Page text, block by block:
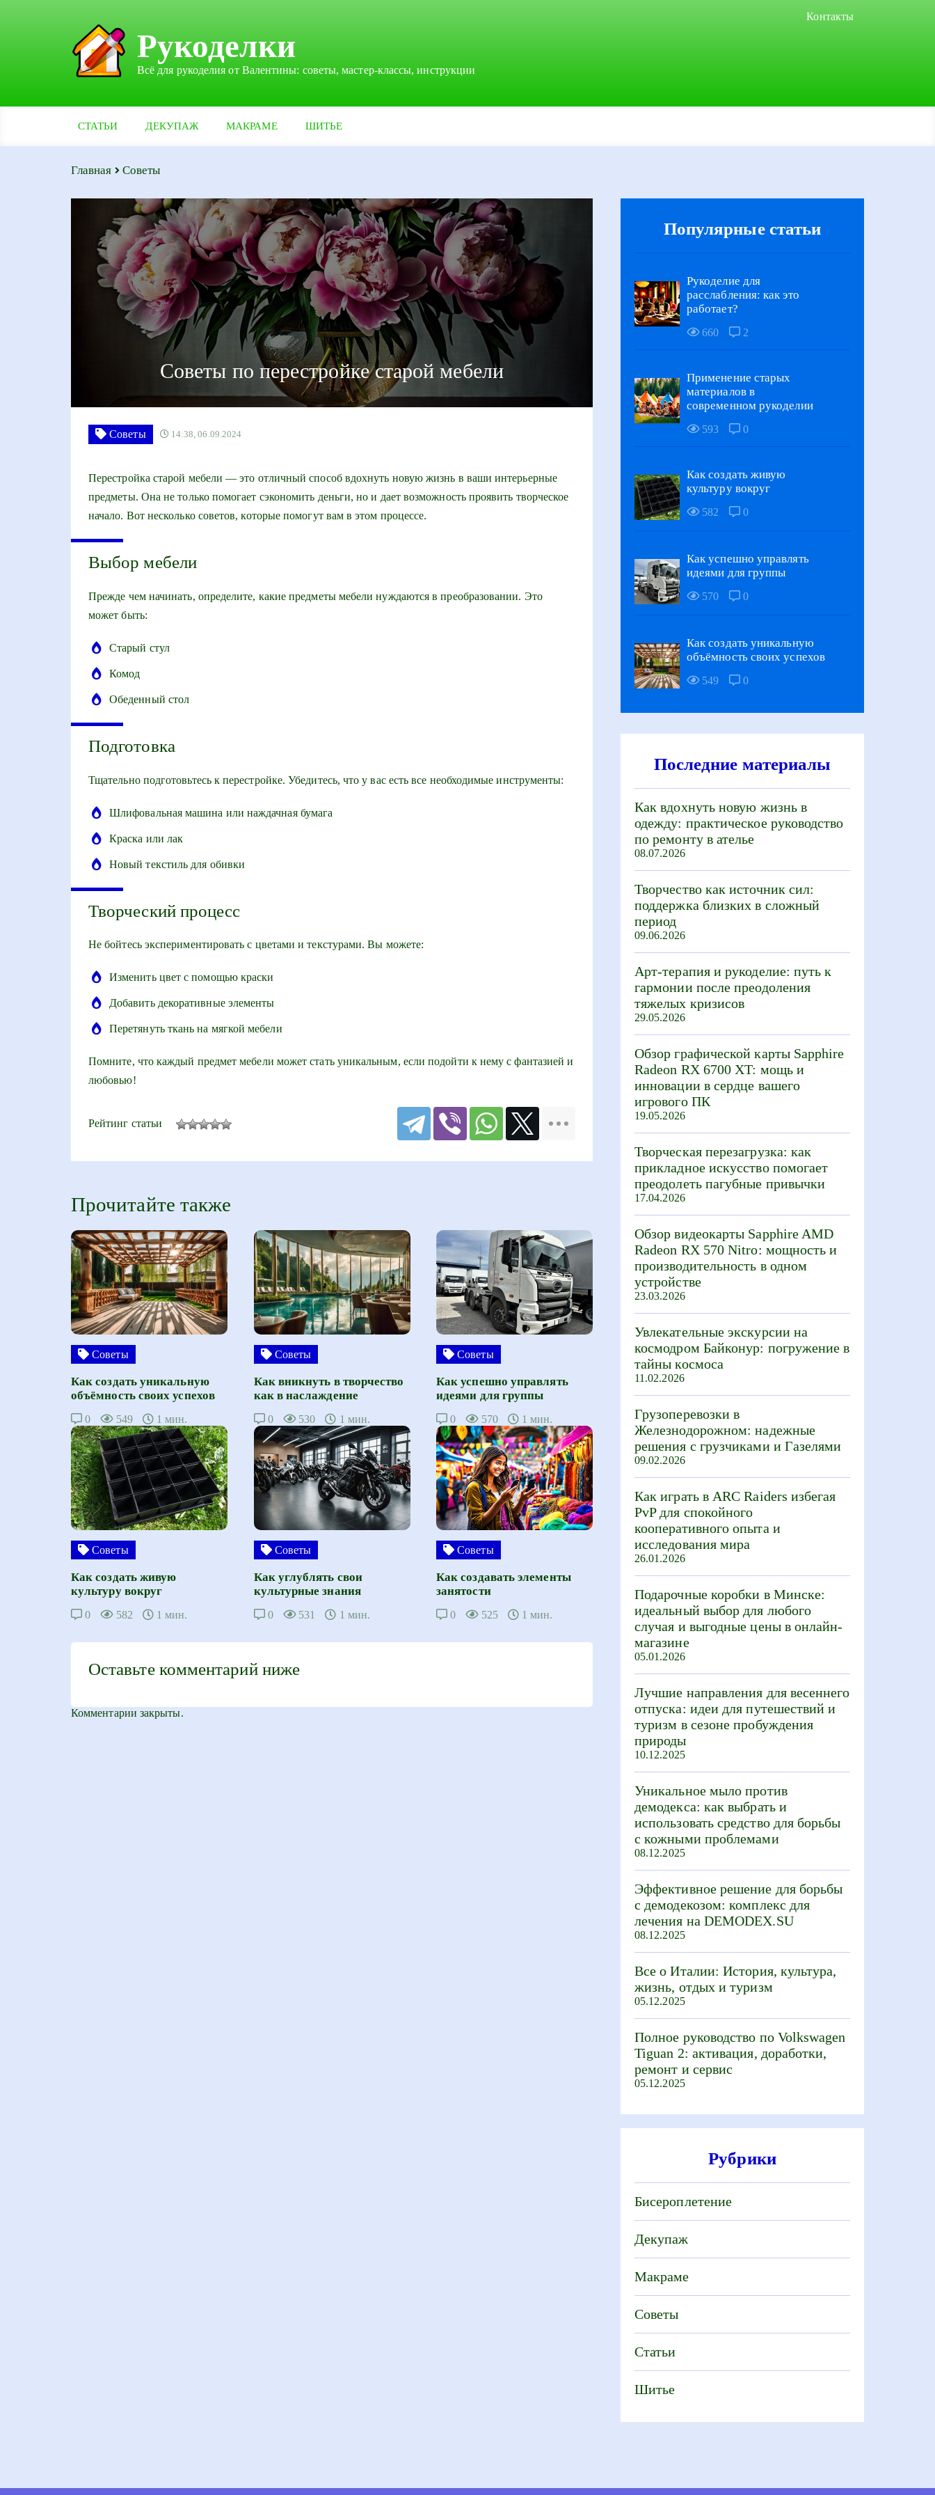
Контакты
Рукоделки
Всё для рукоделия от Валентины: советы, мастер-классы, инструкции
СТАТЬИ ДЕКУПАЖ МАКРАМЕ ШИТЬЕ
Главная Советы
Советы по перестройке старой мебели
Советы 14:38, 06.09.2024
Перестройка старой мебели — это отличный способ вдохнуть новую жизнь в ваши интерьерные
предметы. Она не только помогает сэкономить деньги, но и дает возможность проявить творческое
начало. Вот несколько советов, которые помогут вам в этом процессе.
Выбор мебели
Прежде чем начинать, определите, какие предметы мебели нуждаются в преобразовании. Это
может быть:
Старый стул
Комод
Обеденный стол
Подготовка
Тщательно подготовьтесь к перестройке. Убедитесь, что у вас есть все необходимые инструменты:
Шлифовальная машина или наждачная бумага
Краска или лак
Новый текстиль для обивки
Творческий процесс
Не бойтесь экспериментировать с цветами и текстурами. Вы можете:
Изменить цвет с помощью краски
Добавить декоративные элементы
Перетянуть ткань на мягкой мебели
Помните, что каждый предмет мебели может стать уникальным, если подойти к нему с фантазией и
любовью!
Рейтинг статьи
Прочитайте также
Советы
Как создать уникальную
объёмность своих успехов
0 549 1 мин.
Советы
Как вникнуть в творчество
как в наслаждение
0 530 1 мин.
Советы
Как успешно управлять
идеями для группы
0 570 1 мин.
Советы
Как создать живую
культуру вокруг
0 582 1 мин.
Советы
Как углублять свои
культурные знания
0 531 1 мин.
Советы
Как создавать элементы
занятости
0 525 1 мин.
Оставьте комментарий ниже
Комментарии закрыты.
Популярные статьи
Рукоделие для
расслабления: как это
работает?
660 2
Применение старых
материалов в
современном рукоделии
593 0
Как создать живую
культуру вокруг
582 0
Как успешно управлять
идеями для группы
570 0
Как создать уникальную
объёмность своих успехов
549 0
Последние материалы
Как вдохнуть новую жизнь в
одежду: практическое руководство
по ремонту в ателье
08.07.2026
Творчество как источник сил:
поддержка близких в сложный
период
09.06.2026
Арт-терапия и рукоделие: путь к
гармонии после преодоления
тяжелых кризисов
29.05.2026
Обзор графической карты Sapphire
Radeon RX 6700 XT: мощь и
инновации в сердце вашего
игрового ПК
19.05.2026
Творческая перезагрузка: как
прикладное искусство помогает
преодолеть пагубные привычки
17.04.2026
Обзор видеокарты Sapphire AMD
Radeon RX 570 Nitro: мощность и
производительность в одном
устройстве
23.03.2026
Увлекательные экскурсии на
космодром Байконур: погружение в
тайны космоса
11.02.2026
Грузоперевозки в
Железнодорожном: надежные
решения с грузчиками и Газелями
09.02.2026
Как играть в ARC Raiders избегая
PvP для спокойного
кооперативного опыта и
исследования мира
26.01.2026
Подарочные коробки в Минске:
идеальный выбор для любого
случая и выгодные цены в онлайн-
магазине
05.01.2026
Лучшие направления для весеннего
отпуска: идеи для путешествий и
туризм в сезоне пробуждения
природы
10.12.2025
Уникальное мыло против
демодекса: как выбрать и
использовать средство для борьбы
с кожными проблемами
08.12.2025
Эффективное решение для борьбы
с демодекозом: комплекс для
лечения на DEMODEX.SU
08.12.2025
Все о Италии: История, культура,
жизнь, отдых и туризм
05.12.2025
Полное руководство по Volkswagen
Tiguan 2: активация, доработки,
ремонт и сервис
05.12.2025
Рубрики
Бисероплетение
Декупаж
Макраме
Советы
Статьи
Шитье